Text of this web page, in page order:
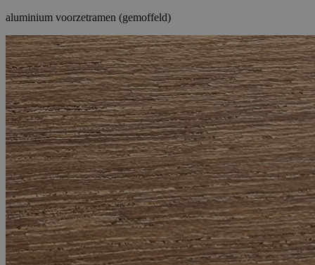
aluminium voorzetramen (gemoffeld)